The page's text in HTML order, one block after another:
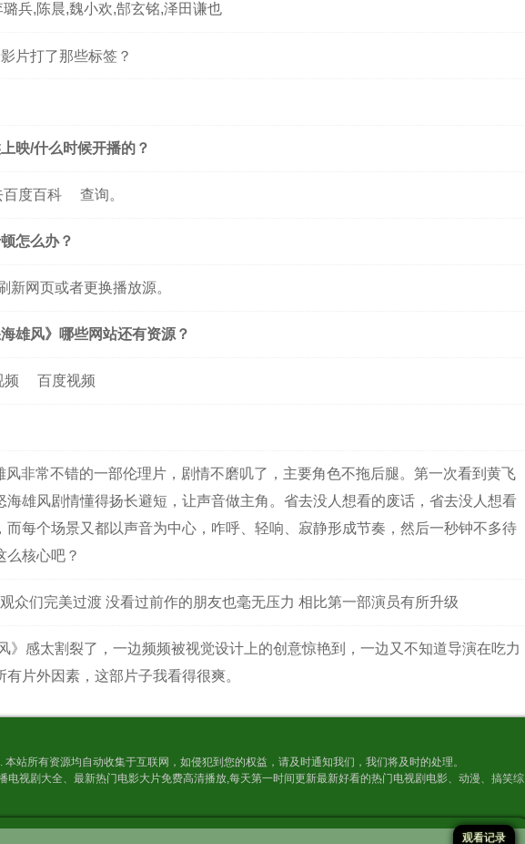
兵,陈晨,魏小欢,郜玄铭,泽田谦也
片打了那些标签？
映/什么时候开播的？
百度百科 查询。
怎么办？
新网页或者更换播放源。
雄风》哪些网站还有资源？
频 百度视频
风非常不错的一部伦理片，剧情不磨叽了，主要角色不拖后腿。第一次看到黄飞
雄风剧情懂得扬长避短，让声音做主角。省去没人想看的废话，省去没人想看
每个场景又都以声音为中心，咋呼、轻响、寂静形成节奏，然后一秒钟不多待
么核心吧？
众们完美过渡 没看过前作的朋友也毫无压力 相比第一部演员有所升级
》感太割裂了，一边频频被视觉设计上的创意惊艳到，一边又不知道导演在吃力
片外因素，这部片子我看得很爽。
站所有资源均自动收集于互联网，如侵犯到您的权益，请及时通知我们，我们将及时的处理。
电视剧大全、最新热门电影大片免费高清播放,每天第一时间更新最新好看的热门电视剧电影、动漫、搞笑综
观看记录